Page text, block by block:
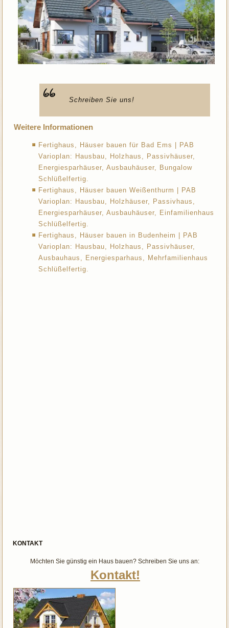
Schreiben Sie uns!
Weitere Informationen
Fertighaus, Häuser bauen für Bad Ems | PAB
Varioplan: Hausbau, Holzhaus, Passivhäuser,
Energiesparhäuser, Ausbauhäuser, Bungalow
Schlüßelfertig.
Fertighaus, Häuser bauen Weißenthurm | PAB
Varioplan: Hausbau, Holzhäuser, Passivhaus,
Energiesparhäuser, Ausbauhäuser, Einfamilienhaus
Schlüßelfertig.
Fertighaus, Häuser bauen in Budenheim | PAB
Varioplan: Hausbau, Holzhaus, Passivhäuser,
Ausbauhaus, Energiesparhaus, Mehrfamilienhaus
Schlüßelfertig.
KONTAKT
Möchten Sie günstig ein Haus bauen? Schreiben Sie uns an:
Kontakt!